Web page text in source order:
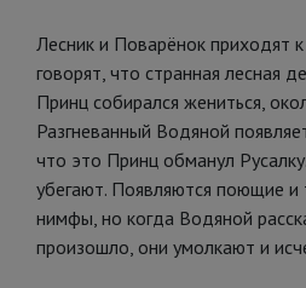
Лесник и Поварёнок приходят
говорят, что странная лесная
Принц собирался жениться,
Разгневанный Водяной
что это Принц обманул
убегают. Появляются поющие
нимфы, но когда Водяной
произошло, они умолкают и